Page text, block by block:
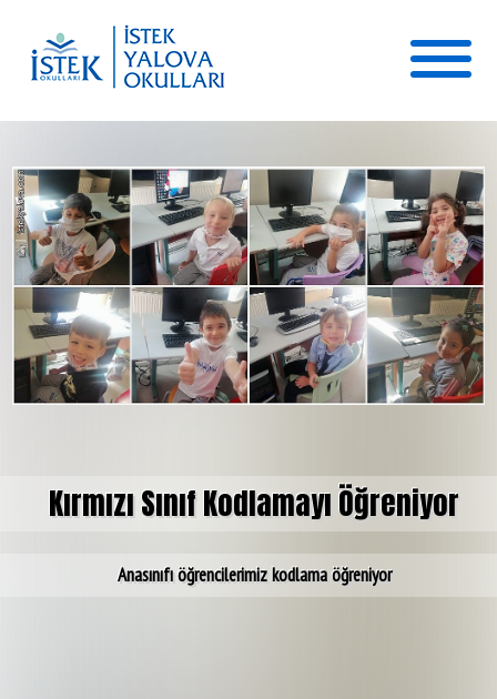
Kırmızı Sınıf Kodlamayı Öğreniyor
Anasınıfı öğrencilerimiz kodlama öğreniyor